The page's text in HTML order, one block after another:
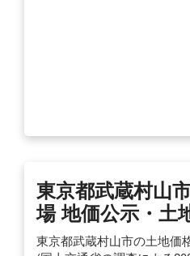
東京都武蔵村山
場 地価公示・土
東京都武蔵村山市の土地価